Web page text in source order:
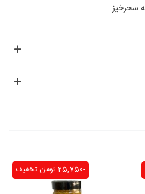
تخفیف -25,750 تومان